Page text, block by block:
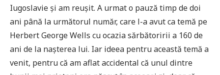
Iugoslavie și am reușit. A urmat o pauză timp de doi
ani până la următorul număr, care l-a avut ca temă pe
Herbert George Wells cu ocazia sărbătoririi a 160 de
ani de la nașterea lui. Iar ideea pentru această temă a
venit, pentru că am aflat accidental că unul dintre